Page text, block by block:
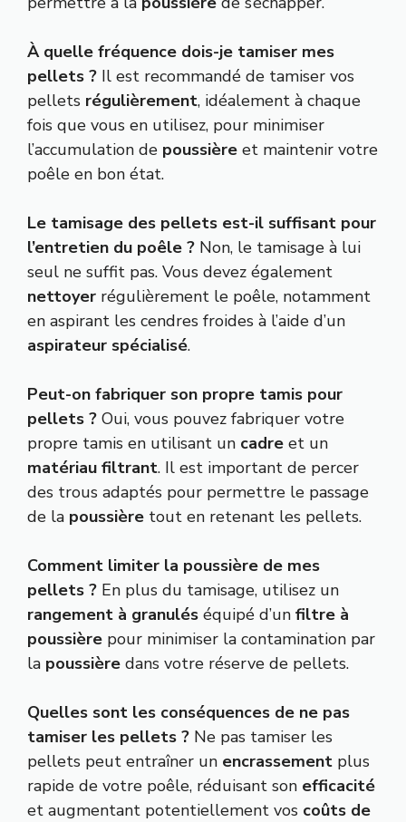
À quelle fréquence dois-je tamiser mes
pellets ? Il est recommandé de tamiser vos
pellets régulièrement, idéalement à chaque
fois que vous en utilisez, pour minimiser
l’accumulation de poussière et maintenir votre
poêle en bon état.
Le tamisage des pellets est-il suffisant pour
l’entretien du poêle ? Non, le tamisage à lui
seul ne suffit pas. Vous devez également
nettoyer régulièrement le poêle, notamment
en aspirant les cendres froides à l’aide d’un
aspirateur spécialisé.
Peut-on fabriquer son propre tamis pour
pellets ? Oui, vous pouvez fabriquer votre
propre tamis en utilisant un cadre et un
matériau filtrant. Il est important de percer
des trous adaptés pour permettre le passage
de la poussière tout en retenant les pellets.
Comment limiter la poussière de mes
pellets ? En plus du tamisage, utilisez un
rangement à granulés équipé d’un filtre à
poussière pour minimiser la contamination par
la poussière dans votre réserve de pellets.
Quelles sont les conséquences de ne pas
tamiser les pellets ? Ne pas tamiser les
pellets peut entraîner un encrassement plus
rapide de votre poêle, réduisant son efficacité
et augmentant potentiellement vos coûts de